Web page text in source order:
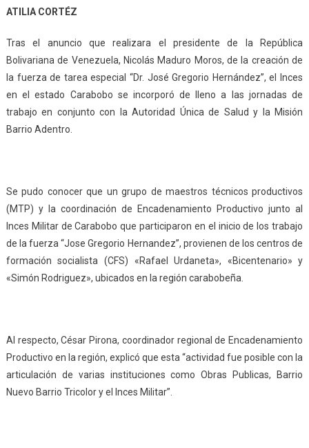
ATILIA CORTÉZ
Tras el anuncio que realizara el presidente de la República
Bolivariana de Venezuela, Nicolás Maduro Moros, de la creación de
la fuerza de tarea especial “Dr. José Gregorio Hernández”, el Inces
en el estado Carabobo se incorporó de lleno a las jornadas de
trabajo en conjunto con la Autoridad Única de Salud y la Misión
Barrio Adentro.
Se pudo conocer que un grupo de maestros técnicos productivos
(MTP) y la coordinación de Encadenamiento Productivo junto al
Inces Militar de Carabobo que participaron en el inicio de los trabajo
de la fuerza “Jose Gregorio Hernandez”, provienen de los centros de
formación socialista (CFS) «Rafael Urdaneta», «Bicentenario» y
«Simón Rodriguez», ubicados en la región carabobeña.
Al respecto, César Pirona, coordinador regional de Encadenamiento
Productivo en la región, explicó que esta “actividad fue posible con la
articulación de varias instituciones como Obras Publicas, Barrio
Nuevo Barrio Tricolor y el Inces Militar”.